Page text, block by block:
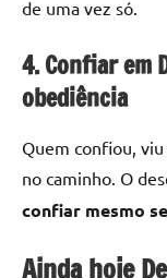
de uma vez só.
4. Confiar em
obediência
Quem confiou,
no caminho. O
confiar mesmo
Ainda hoje